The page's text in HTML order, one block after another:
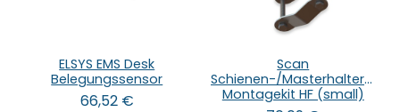
ELSYS EMS Desk
Belegungssensor
66,52€
Scan
Schienen-/Masterhalterung
Montagekit HF (small)